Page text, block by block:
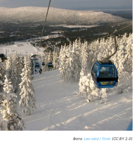
Фото: Leo-setä / flickr (CC BY 2.0)